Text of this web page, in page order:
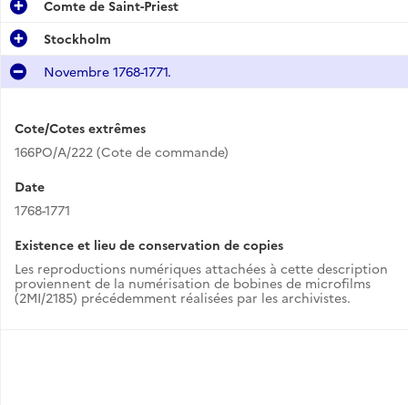
Comte de Saint-Priest
Stockholm
Novembre 1768-1771.
Cote/Cotes extrêmes
166PO/A/222 (Cote de commande)
Date
1768-1771
Existence et lieu de conservation de copies
Les reproductions numériques attachées à cette description
proviennent de la numérisation de bobines de microfilms
(2MI/2185) précédemment réalisées par les archivistes.